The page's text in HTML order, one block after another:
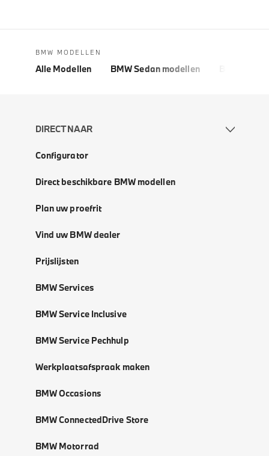
BMW MODELLEN
Alle Modellen BMW Sedan modellen
DIRECT NAAR
Configurator
Direct beschikbare BMW modellen
Plan uw proefrit
Vind uw BMW dealer
Prijslijsten
BMW Services
BMW Service Inclusive
BMW Service Pechhulp
Werkplaatsafspraak maken
BMW Occasions
BMW ConnectedDrive Store
BMW Motorrad